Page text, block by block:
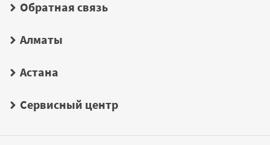
Обратная связь
Алматы
Астана
Сервисный центр